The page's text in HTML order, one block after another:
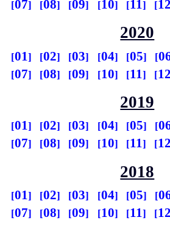
07 08 09 10 11
2020
01 02 03 04 05
07
08 09 10 11
2019
01 02 03 04 05
07
08 09 10 11
2018
01 02 03 04 05
07
08 09 10 11